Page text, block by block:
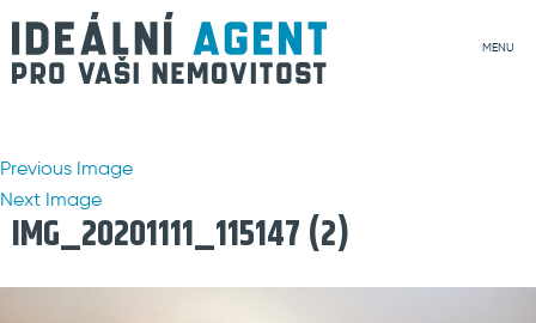
MENU
Previous Image
Next Image
IMG_20201111_115147 (2)